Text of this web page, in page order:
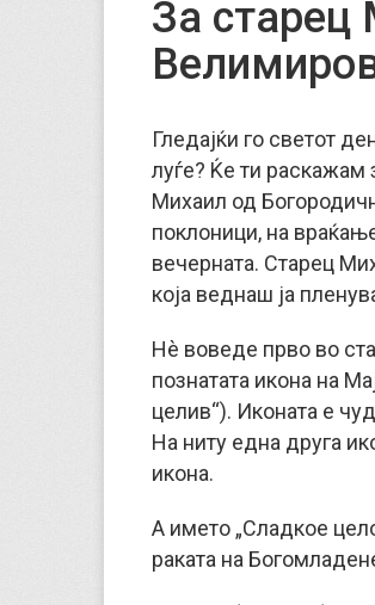
За старец
Гледајќи го светот
луѓе? Ќе ти раскажам
Михаил од
поклоници, на
вечерната. Старец
која веднаш ја
Нè воведе прво во
познатата икона на
целив“). Иконата е
На ниту една друга
икона.
А името „Сладкое
раката на